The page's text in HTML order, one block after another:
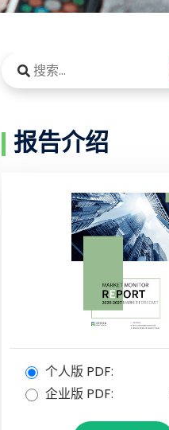
报告介绍
个人版 PDF:
企业版 PDF: